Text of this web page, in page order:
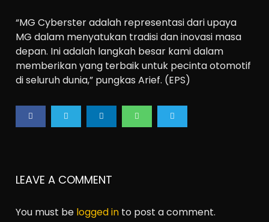
“MG Cyberster adalah representasi dari upaya
MG dalam menyatukan tradisi dan inovasi masa
depan. Ini adalah langkah besar kami dalam
memberikan yang terbaik untuk pecinta otomotif
di seluruh dunia,” pungkas Arief. (EPS)
LEAVE A COMMENT
You must be logged in to post a comment.